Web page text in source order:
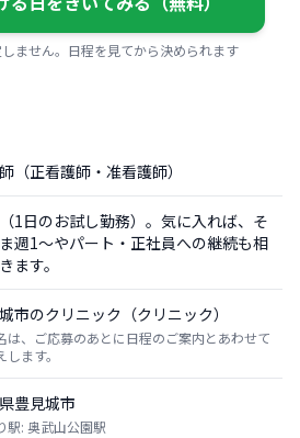
ません。日程を見てから決められます
（正看護師・准看護師）
1日のお試し勤務）。気に入れば、そ
週1〜やパート・正社員への継続も相
ます。
市のクリニック（クリニック）
は、ご応募のあとに日程のご案内とあわせて
します。
豊見城市
駅: 奥武山公園駅